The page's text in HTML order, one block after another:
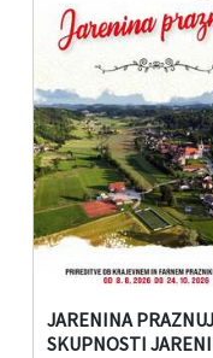
JARENINA
SKUPNOSTI